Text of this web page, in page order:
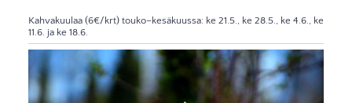
Kahvakuulaa (6€/krt) touko–kesäkuussa: ke 21.5., ke 28.5., ke 4.6., ke
11.6. ja ke 18.6.